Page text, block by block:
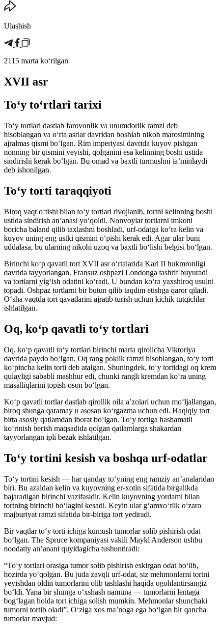
Ulashish
2115 marta koʻrilgan
XVII asr
Toʻy toʻrtlari tarixi
Toʻy tortlari dastlab farovonlik va unumdorlik ramzi deb
hisoblangan va oʻrta asrlar davridan boshlab nikoh marosimining
ajralmas qismi boʻlgan. Rim imperiyasi davrida kuyov pishgan
nonning bir qismini yeyishi, qolganini esa kelinning boshi ustida
sindirishi kerak boʻlgan. Bu omad va baxtli turmushni taʼminlaydi
deb ishonilgan.
Toʻy torti taraqqiyoti
Biroq vaqt oʻtishi bilan toʻy tortlari rivojlanib, tortni kelinning boshi
ustida sindirish anʼanasi yoʻqoldi. Nonvoylar tortlarni imkoni
boricha baland qilib taxlashni boshladi, urf-odatga koʻra kelin va
kuyov uning eng ustki qismini oʻpishi kerak edi. Agar ular buni
uddalasa, bu ularning nikohi uzoq va baxtli boʻlishi belgisi boʻlgan.
Birinchi koʻp qavatli tort XVII asr oʻrtalarida Karl II hukmronligi
davrida tayyorlangan. Fransuz oshpazi Londonga tashrif buyuradi
va tortlarni yigʻish odatini koʻradi. U bundan koʻra yaxshiroq usulni
topadi. Oshpaz tortlarni bir butun qilib taqdim etishga qaror qiladi.
Oʻsha vaqtda tort qavatlarini ajratib turish uchun kichik tutqichlar
ishlatilgan.
Oq, koʻp qavatli toʻy tortlari
Oq, koʻp qavatli toʻy tortlari birinchi marta qirolicha Viktoriya
davrida paydo boʻlgan. Oq rang poklik ramzi hisoblangan, toʻy torti
koʻpincha kelin torti deb atalgan. Shuningdek, toʻy tortidagi oq krem
qulayligi sababli mashhur edi, chunki rangli kremdan koʻra uning
masalliqlarini topish oson boʻlgan.
Koʻp qavatli tortlar dastlab qirollik oila aʼzolari uchun moʻljallangan,
biroq shunga qaramay u asosan koʻrgazma uchun edi. Haqiqiy tort
bitta asosiy qatlamdan iborat boʻlgan. Toʻy tortiga hashamatli
koʻrinish berish maqsadida qolgan qatlamlarga shakardan
tayyorlangan ipli bezak ishlatilgan.
Toʻy tortini kesish va boshqa urf-odatlar
Toʻy tortini kesish — har qanday toʻyning eng ramziy anʼanalaridan
biri. Bu azaldan kelin va kuyovning er-xotin sifatida birgalikda
bajaradigan birinchi vazifasidir. Kelin kuyovning yordami bilan
tortning birinchi boʻlagini kesadi. Keyin ular gʻamxoʻrlik oʻzaro
majburiyat ramzi sifatida bir-biriga tort yediradi.
Bir vaqtlar toʻy torti ichiga kumush tumorlar solib pishirish odat
boʻlgan. The Spruce kompaniyasi vakili Maykl Anderson ushbu
noodatiy anʼanani quyidagicha tushuntiradi:
“Toʻy tortlari orasiga tumor solib pishirish eskirgan odat boʻlib,
hozirda yoʻqolgan. Bu juda zavqli urf-odat, siz mehmonlarni tortni
yeyishdan oldin tumorlarini olib tashlashi haqida ogohlantirsangiz
boʻldi. Yana bir shunga oʻxshash namuna — tumorlarni lentaga
bogʻlagan holda tort ichiga solish mumkin. Mehmonlar shunchaki
tumorni tortib oladi”. Oʻziga xos maʼnoga ega boʻlgan bir qancha
tumorlar mavjud: